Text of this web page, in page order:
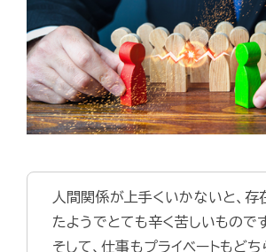
人間関係が上手くいかないと、存
たようでとても辛く苦しいものです
そして、仕事もプライベートもど